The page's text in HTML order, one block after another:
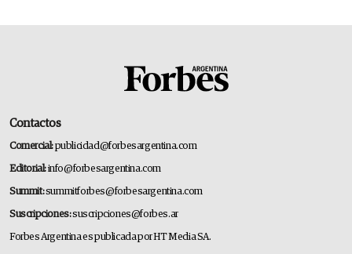
Contactos
Comercial:publicidad@forbesargentina.com
Editorial:info@forbesargentina.com
Summit:summitforbes@forbesargentina.com
Suscripciones:suscripciones@forbes.ar
Forbes Argentina es publicada por HT Media SA.